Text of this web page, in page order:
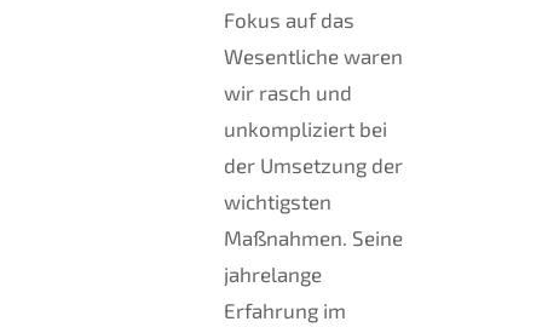
Fokus auf das
Wesentliche waren
wir rasch und
unkompliziert bei
der Umsetzung der
wichtigsten
Maßnahmen. Seine
jahrelange
Erfahrung im